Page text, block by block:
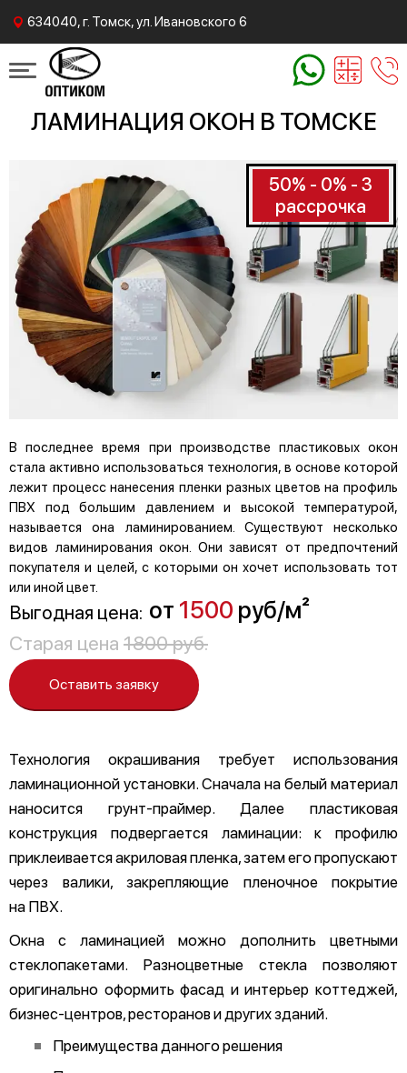
634040, г. Томск, ул. Ивановского 6
ЛАМИНАЦИЯ ОКОН В ТОМСКЕ
50% - 0% - 3
рассрочка
В последнее время при производстве пластиковых окон
стала активно использоваться технология, в основе которой
лежит процесс нанесения пленки разных цветов на профиль
ПВХ под большим давлением и высокой температурой,
называется она ламинированием. Существуют несколько
видов ламинирования окон. Они зависят от предпочтений
покупателя и целей, с которыми он хочет использовать тот
или иной цвет.
Выгодная цена: от 1500 руб/м²
Старая цена 1800 руб.
Оставить заявку
Технология окрашивания требует использования
ламинационной установки. Сначала на белый материал
наносится грунт-праймер. Далее пластиковая
конструкция подвергается ламинации: к профилю
приклеивается акриловая пленка, затем его пропускают
через валики, закрепляющие пленочное покрытие
на ПВХ.
Окна с ламинацией можно дополнить цветными
стеклопакетами. Разноцветные стекла позволяют
оригинально оформить фасад и интерьер коттеджей,
бизнес-центров, ресторанов и других зданий.
Преимущества данного решения